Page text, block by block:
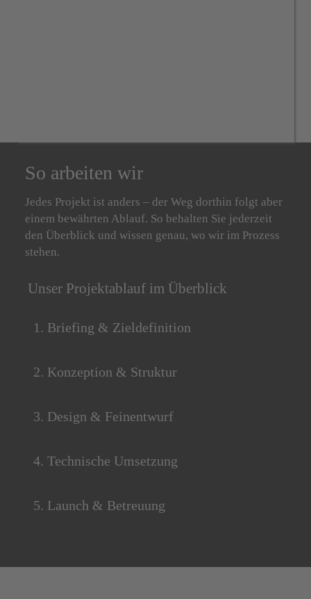
So arbeiten wir
Jedes Projekt ist anders – der Weg dorthin folgt aber
einem bewährten Ablauf. So behalten Sie jederzeit
den Überblick und wissen genau, wo wir im Prozess
stehen.
Unser Projektablauf im Überblick
1. Briefing & Zieldefinition
2. Konzeption & Struktur
3. Design & Feinentwurf
4. Technische Umsetzung
5. Launch & Betreuung